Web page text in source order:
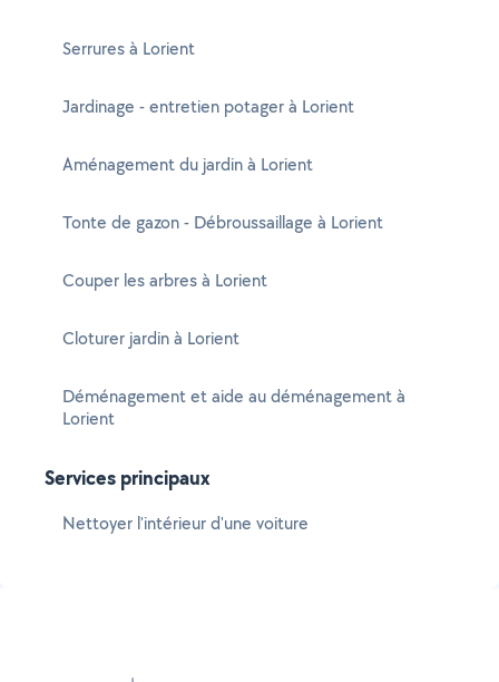
Serrures à Lorient
Jardinage - entretien potager à Lorient
Aménagement du jardin à Lorient
Tonte de gazon - Débroussaillage à Lorient
Couper les arbres à Lorient
Cloturer jardin à Lorient
Déménagement et aide au déménagement à
Lorient
Services principaux
Nettoyer l'intérieur d'une voiture